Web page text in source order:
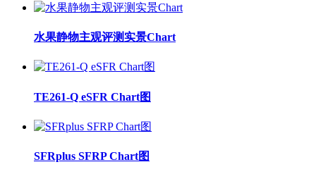
水果静物主观评测实景Chart
TE261-Q eSFR Chart图
SFRplus SFRP Chart图